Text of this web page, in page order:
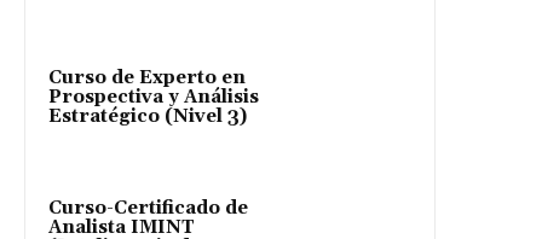
Curso de Experto en
Prospectiva y Análisis
Estratégico (Nivel 3)
Curso-Certificado de
Analista IMINT